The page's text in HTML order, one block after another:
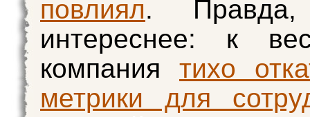
повлиял. Правда,
интереснее: к
компания тихо
метрики для